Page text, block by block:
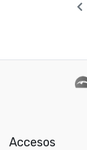
Accesos